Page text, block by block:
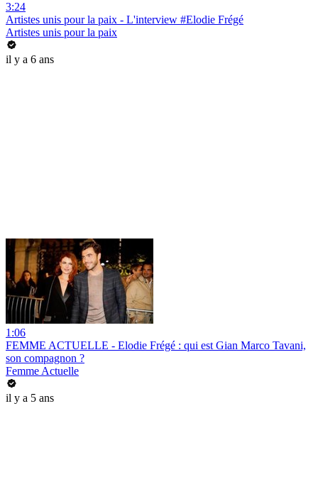
3:24
Artistes unis pour la paix - L'interview #Elodie Frégé
Artistes unis pour la paix
il y a 6 ans
1:06
FEMME ACTUELLE - Elodie Frégé : qui est Gian Marco Tavani,
son compagnon ?
Femme Actuelle
il y a 5 ans